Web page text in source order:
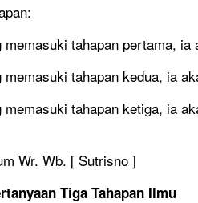
tahapan pertama, ia
tahapan kedua, ia
tahapan ketiga, ia
Wr. Wb. [ Sutrisno ]
Tiga Tahapan Ilmu